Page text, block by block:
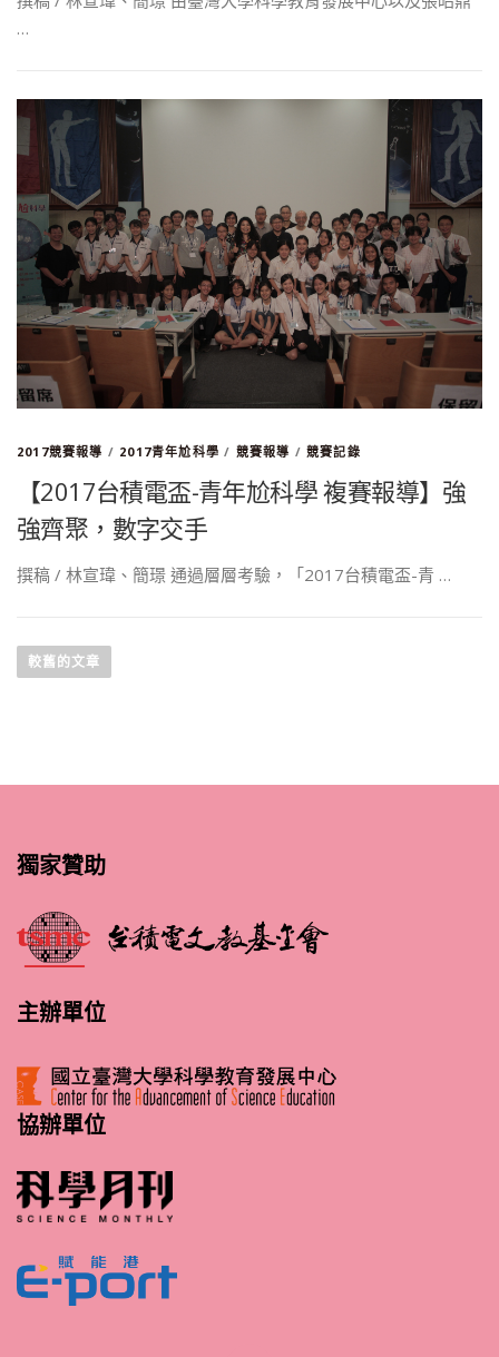
…
2017競賽報導 / 2017青年尬科學 / 競賽報導 /競賽記錄
【2017台積電盃-青年尬科學 複賽報導】強
強齊聚，數字交手
撰稿 / 林宣瑋、簡璟 通過層層考驗，「2017台積電盃-青 …
章
較舊的文章
獨家贊助
主辦單位
協辦單位